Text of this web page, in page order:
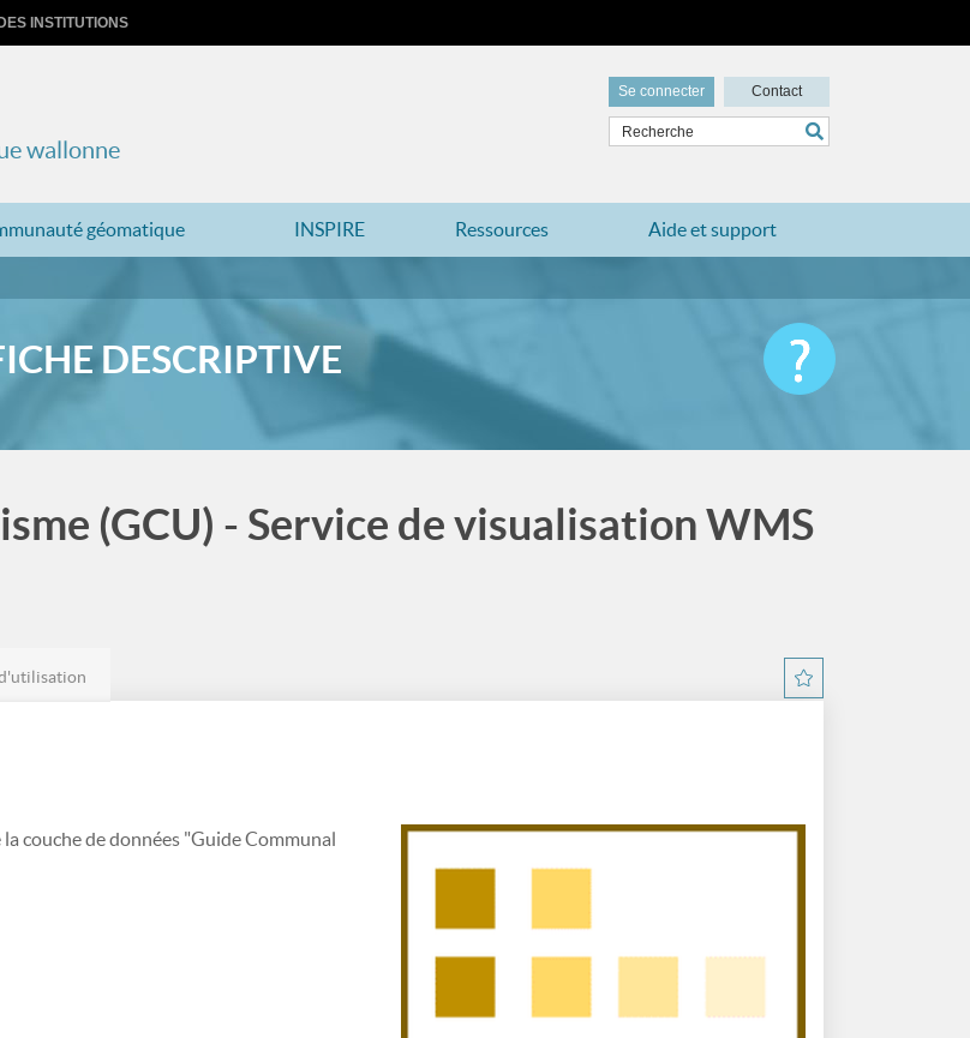
INSTITUTIONS
wallonne
Se connecter Contact
géomatique INSPIRE Ressources Aide et support
DESCRIPTIVE
(GCU) - Service de visualisation WMS
couche de données "Guide Communal